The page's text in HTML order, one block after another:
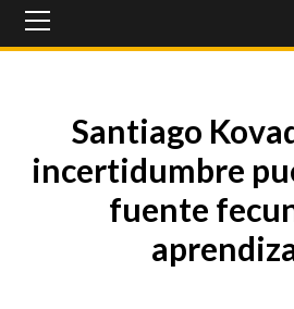
Menu
Santiago
incertidumbre
fuente